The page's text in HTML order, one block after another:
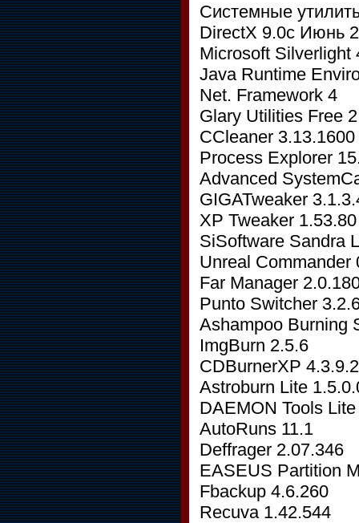
Системные
DirectX 9.0с Июнь
Microsoft Silverlight
Java Runtime
Net. Framework 4
Glary Utilities Free
CCleaner 3.13.1600
Process Explorer
Advanced
GIGATweaker
XP Tweaker 1.53.80
SiSoftware Sandra
Unreal Commander
Far Manager
Punto Switcher
Ashampoo Burning
ImgBurn 2.5.6
CDBurnerXP
Astroburn Lite
DAEMON Tools
AutoRuns 11.1
Deffrager 2.07.346
EASEUS Partition
Fbackup 4.6.260
Recuva 1.42.544